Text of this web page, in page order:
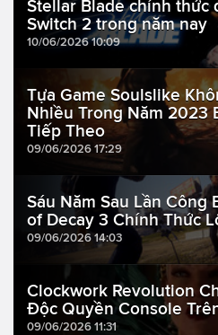
Stellar Blade chính thức
Switch 2 trong năm nay
10/06/2026 10:09
Tựa Game Soulslike
Nhiều Trong Năm 2023
Tiếp Theo
09/06/2026 17:29
Sáu Năm Sau Lần Công
of Decay 3 Chính Thức
09/06/2026 14:03
Clockwork Revolution
Độc Quyền Console
09/06/2026 11:31